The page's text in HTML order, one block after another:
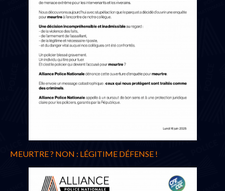
MEURTRE ? NON : LÉGITIME DÉFENSE !